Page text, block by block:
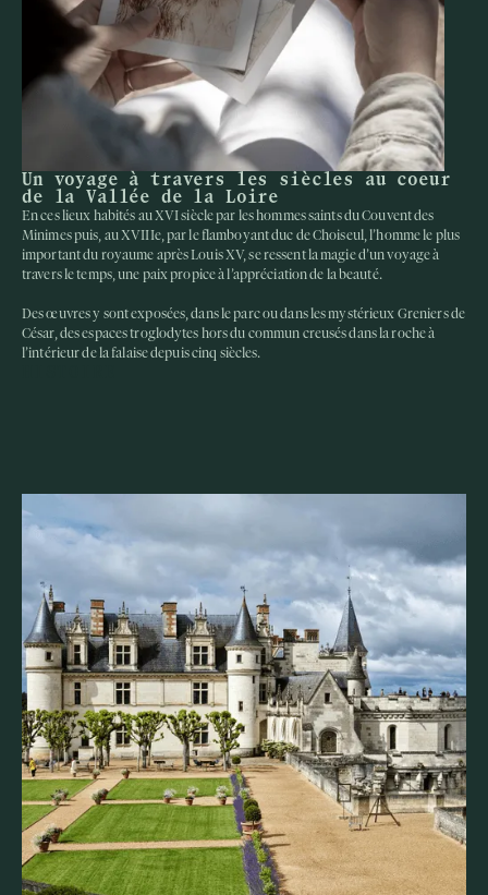
Un voyage à travers les siècles au coeur
de la Vallée de la Loire
En ces lieux habités au XVI siècle par les hommes saints du Couvent des
Minimes puis, au XVIIIe, par le flamboyant duc de Choiseul, l’homme le plus
important du royaume après Louis XV, se ressent la magie d’un voyage à
travers le temps, une paix propice à l’appréciation de la beauté.
Des œuvres y sont exposées, dans le parc ou dans les mystérieux Greniers de
César, des espaces troglodytes hors du commun creusés dans la roche à
l’intérieur de la falaise depuis cinq siècles.